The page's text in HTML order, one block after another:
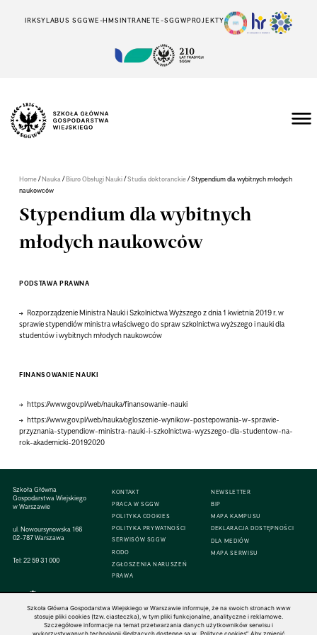
IRKSYLABUS SGGWE-HMSINTRANETE-SGGWPROJEKTY
Home/Nauka/Biuro Obsługi Nauki/Studia doktoranckie/Stypendium dla wybitnych młodych
naukowców
Stypendium dla wybitnych
młodych naukowców
PODSTAWA PRAWNA
Rozporządzenie Ministra Nauki i Szkolnictwa Wyższego z dnia 1 kwietnia 2019 r. w
sprawie stypendiów ministra właściwego do spraw szkolnictwa wyższego i nauki dla
studentów i wybitnych młodych naukowców
FINANSOWANIE NAUKI
https://www.gov.pl/web/nauka/finansowanie-nauki
https://www.gov.pl/web/nauka/ogloszenie-wynikow-postepowania-w-sprawie-
przyznania-stypendiow-ministra-nauki-i-szkolnictwa-wyzszego-dla-studentow-na-
rok-akademicki-20192020
Szkoła Główna
Gospodarstwa Wiejskiego
w Warszawie
ul. Nowoursynowska 166
02-787 Warszawa
Tel:22 59 31 000
KONTAKT
PRACA W SGGW
POLITYKA COOKIES
POLITYKA PRYWATNOŚCI
SERWISÓW SGGW
RODO
ZGŁOSZENIA NARUSZEŃ
PRAWA
NEWSLETTER
BIP
MAPA KAMPUSU
DEKLARACJA DOSTĘPNOŚCI
DLA MEDIÓW
MAPA SERWISU
© 1816–2026 SGGW — ALL RIGHTS RESERVED
Szkoła Główna Gospodarstwa Wiejskiego w Warszawie informuje, że na swoich stronach www
stosuje pliki cookies (tzw. ciasteczka), w tym pliki funkcjonalne, analityczne i reklamowe.
Szczegółowe informacje na temat przetwarzania danych użytkowników serwisu i
wykorzystywanych technologii śledzących dostępne są w „Polityce cookies”. Aby zmienić